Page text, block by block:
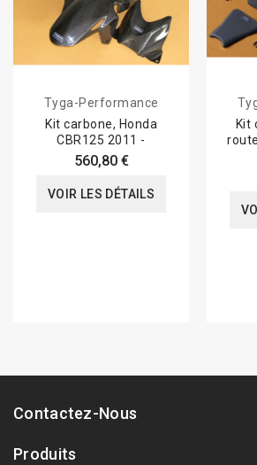
Tyga-Performance
Kit carbone, Honda
CBR125 2011 -
560,80 €
VOIR LES DÉTAILS
Kit
Contactez-Nous
Produits